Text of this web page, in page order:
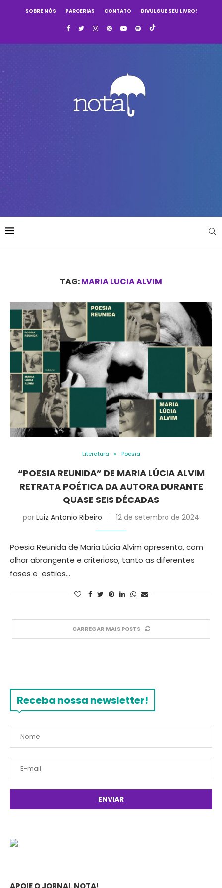
SOBRE NÓS PARCERIAS CONTATO DIVULGUE SEU LIVRO!
TAG:MARIA LUCIA ALVIM
Literatura Poesia
“POESIA REUNIDA” DE MARIA LÚCIA ALVIM
RETRATA POÉTICA DA AUTORA DURANTE
QUASE SEIS DÉCADAS
por Luiz Antonio Ribeiro 12 de setembro de 2024
Poesia Reunida de Maria Lúcia Alvim apresenta, com
olhar abrangente e criterioso, tanto as diferentes
fases e estilos…
CARREGAR MAIS POSTS
Receba nossa newsletter!
APOIE O JORNAL NOTA!